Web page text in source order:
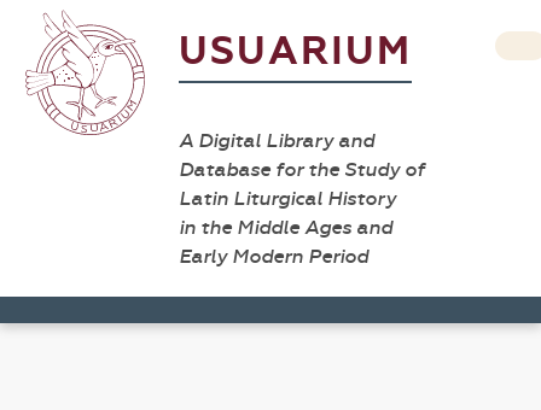
USUARIUM
A Digital Library and
Database for the Study of
Latin Liturgical History
in the Middle Ages and
Early Modern Period